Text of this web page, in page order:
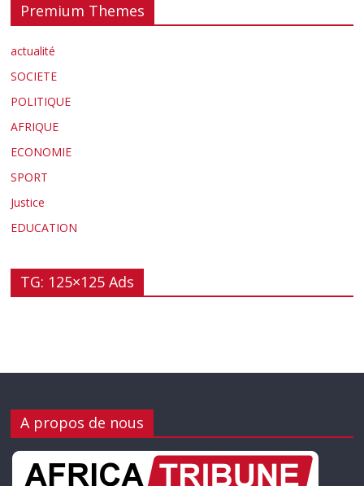
Premium Themes
actualité
SOCIETE
POLITIQUE
AFRIQUE
ECONOMIE
SPORT
Justice
EDUCATION
TG: 125×125 Ads
A propos de nous